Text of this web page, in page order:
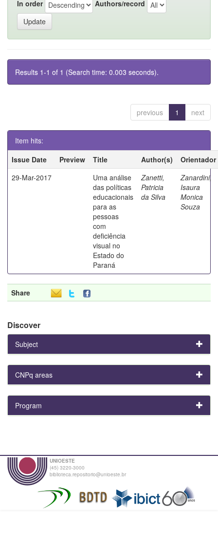
In order Authors/record
Results 1-1 of 1 (Search time: 0.003 seconds).
previous 1 next
Item hits:
Issue Date
Preview Title Author(s)
Orientador
29-Mar-2017
Uma análise
das políticas
educacionais
para as
pessoas
com
deficiência
visual no
Estado do
Paraná
Zanetti,
Patricia
da Silva
Zanardini,
Isaura
Monica
Souza
Share
Discover
Subject
CNPq areas
Program
UNIOESTE
(45) 3220-3000
biblioteca.repositorio@unioeste.br